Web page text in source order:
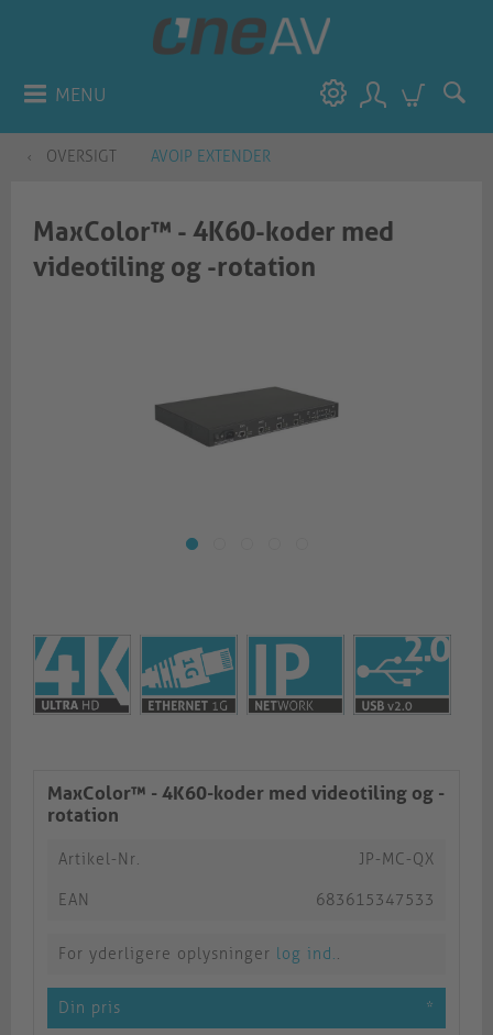
MENU
OVERSIGT AVOIP EXTENDER
MaxColor™ - 4K60-koder med
videotiling og -rotation
MaxColor™ - 4K60-koder med videotiling og -
rotation
Artikel-Nr. JP-MC-QX
EAN 683615347533
For yderligere oplysninger log ind..
Din pris *